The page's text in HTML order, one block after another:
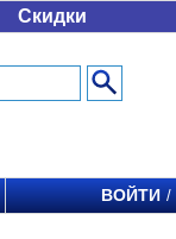
Скидки
ВОЙТИ /